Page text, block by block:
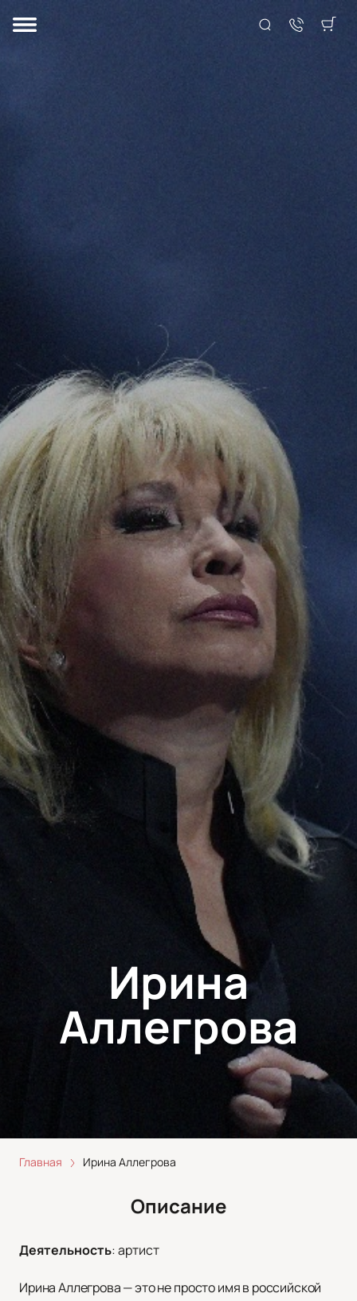
Ирина
Аллегрова
Главная Ирина Аллегрова
Описание
Деятельность:артист
Ирина Аллегрова — это не просто имя в российской